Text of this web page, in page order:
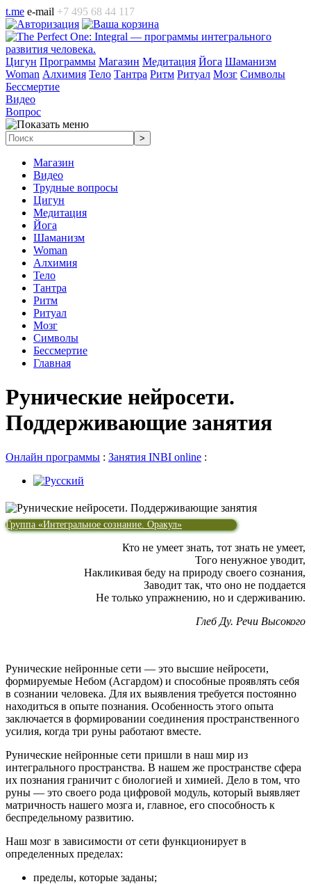
t.me e-mail +7 495 68 44 117
Цигун Программы Магазин Медитация Йога Шаманизм
Woman Алхимия Тело Тантра Ритм Ритуал Мозг Символы
Бессмертие
Видео
Вопрос
Магазин
Видео
Трудные вопросы
Цигун
Медитация
Йога
Шаманизм
Woman
Алхимия
Тело
Тантра
Ритм
Ритуал
Мозг
Символы
Бессмертие
Главная
Рунические нейросети.
Поддерживающие занятия
Онлайн программы : Занятия INBI online :
Группа «Интегральное сознание. Оракул»
Кто не умеет знать, тот знать не умеет,
Того ненужное уводит,
Накликивая беду на природу своего сознания,
Заводит так, что оно не поддается
Не только упражнению, но и сдерживанию.
Глеб Ду. Речи Высокого
Рунические нейронные сети — это высшие нейросети,
формируемые Небом (Асгардом) и способные проявлять себя
в сознании человека. Для их выявления требуется постоянно
находиться в опыте познания. Особенность этого опыта
заключается в формировании соединения пространственного
усилия, когда три руны работают вместе.
Рунические нейронные сети пришли в наш мир из
интегрального пространства. В нашем же пространстве сфера
их познания граничит с биологией и химией. Дело в том, что
руны — это своего рода цифровой модуль, который выявляет
матричность нашего мозга и, главное, его способность к
беспредельному развитию.
Наш мозг в зависимости от сети функционирует в
определенных пределах:
пределы, которые заданы;